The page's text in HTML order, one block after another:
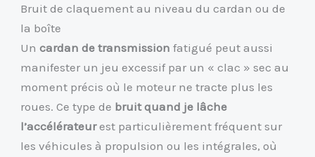
Bruit de claquement au niveau du cardan ou de
la boîte
Uncardan de transmission fatigué peut aussi
manifester un jeu excessif par un « clac » sec au
moment précis où le moteur ne tracte plus les
roues. Ce type de bruit quand je lâche
l’accélérateurest particulièrement fréquent sur
les véhicules à propulsion ou les intégrales, où